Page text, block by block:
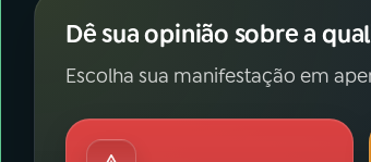
Dê sua opinião sobre a
Escolha sua manifestação em